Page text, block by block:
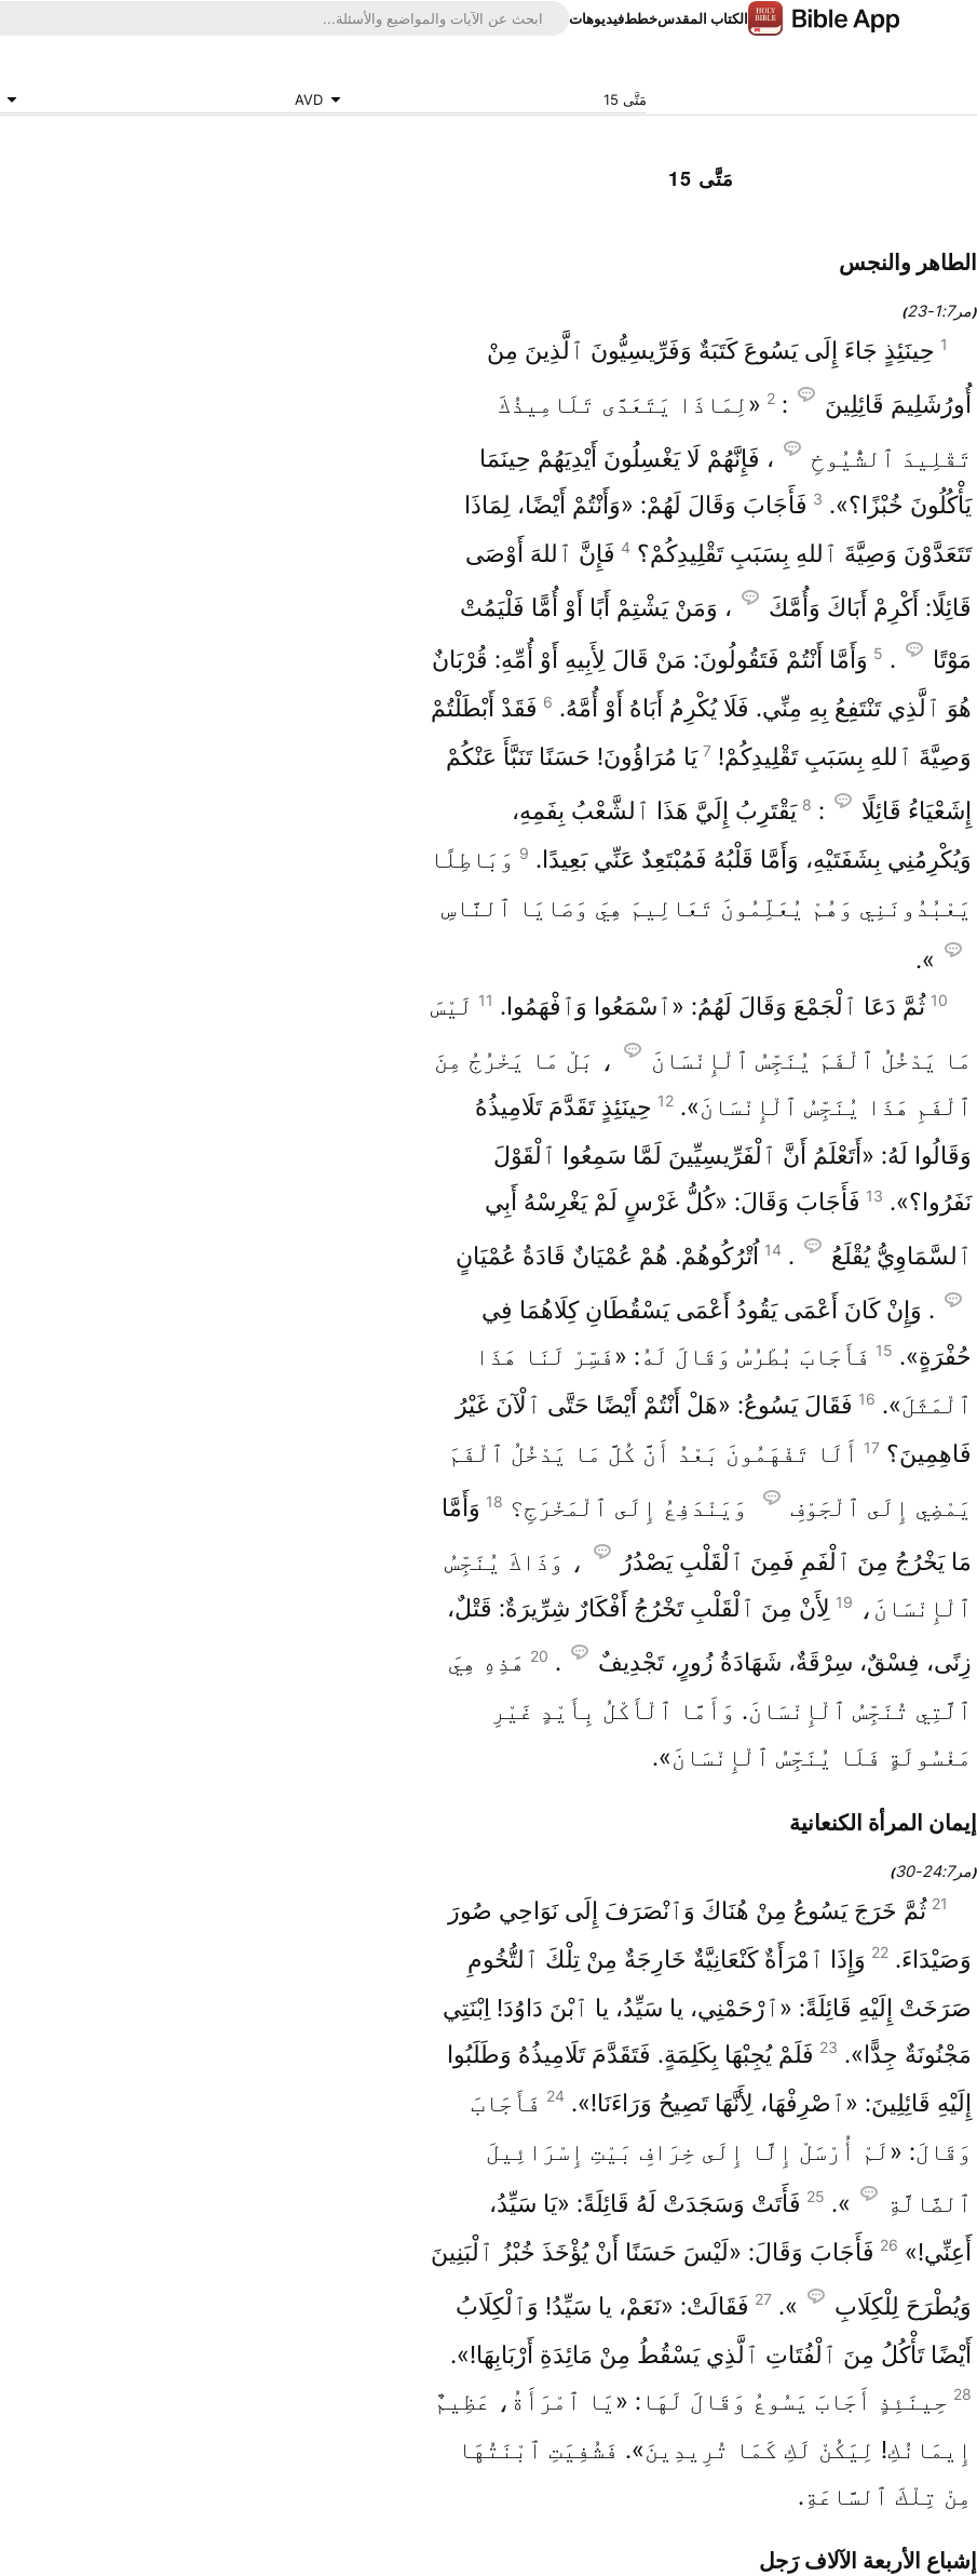
الكتاب المقدسخططفيديوهات
مَتَّى 15 AVD
مَتَّى 15
الطاهر والنجس
(مر7‏:1‏-23 )
1 حِينَئِذٍ جَاءَ إِلَى يَسُوعَ كَتَبَةٌ وَفَرِّيسِيُّونَ ٱلَّذِينَ مِنْ
أُورُشَلِيمَ قَائِلِينَ
:
2 «لِمَاذَا يَتَعَدَّى تَلَامِيذُكَ
تَقْلِيدَ ٱلشُّيُوخِ
، فَإِنَّهُمْ لَا يَغْسِلُونَ أَيْدِيَهُمْ حِينَمَا
يَأْكُلُونَ خُبْزًا؟». 3 فَأَجَابَ وَقَالَ لَهُمْ: «وَأَنْتُمْ أَيْضًا، لِمَاذَا
تَتَعَدَّوْنَ وَصِيَّةَ ٱللهِ بِسَبَبِ تَقْلِيدِكُمْ؟ 4 فَإِنَّ ٱللهَ أَوْصَى
قَائِلًا: أَكْرِمْ أَبَاكَ وَأُمَّكَ
، وَمَنْ يَشْتِمْ أَبًا أَوْ أُمًّا فَلْيَمُتْ
مَوْتًا
.
5 وَأَمَّا أَنْتُمْ فَتَقُولُونَ: مَنْ قَالَ لِأَبِيهِ أَوْ أُمِّهِ: قُرْبَانٌ
هُوَ ٱلَّذِي تَنْتَفِعُ بِهِ مِنِّي. فَلَا يُكْرِمُ أَبَاهُ أَوْ أُمَّهُ. 6 فَقَدْ أَبْطَلْتُمْ
وَصِيَّةَ ٱللهِ بِسَبَبِ تَقْلِيدِكُمْ! 7 يَا مُرَاؤُونَ! حَسَنًا تَنَبَّأَ عَنْكُمْ
إِشَعْيَاءُ قَائِلًا
:
8 يَقْتَرِبُ إِلَيَّ هَذَا ٱلشَّعْبُ بِفَمِهِ،
وَيُكْرِمُنِي بِشَفَتَيْهِ، وَأَمَّا قَلْبُهُ فَمُبْتَعِدٌ عَنِّي بَعِيدًا. 9 وَبَاطِلًا
يَعْبُدُونَنِي وَهُمْ يُعَلِّمُونَ تَعَالِيمَ هِيَ وَصَايَا ٱلنَّاسِ
».
10 ثُمَّ دَعَا ٱلْجَمْعَ وَقَالَ لَهُمُ: «ٱسْمَعُوا وَٱفْهَمُوا. 11 لَيْسَ
مَا يَدْخُلُ ٱلْفَمَ يُنَجِّسُ ٱلْإِنْسَانَ
، بَلْ مَا يَخْرُجُ مِنَ
ٱلْفَمِ هَذَا يُنَجِّسُ ٱلْإِنْسَانَ». 12 حِينَئِذٍ تَقَدَّمَ تَلَامِيذُهُ
وَقَالُوا لَهُ: «أَتَعْلَمُ أَنَّ ٱلْفَرِّيسِيِّينَ لَمَّا سَمِعُوا ٱلْقَوْلَ
نَفَرُوا؟». 13 فَأَجَابَ وَقَالَ: «كُلُّ غَرْسٍ لَمْ يَغْرِسْهُ أَبِي
ٱلسَّمَاوِيُّ يُقْلَعُ
.
14 اُتْرُكُوهُمْ. هُمْ عُمْيَانٌ قَادَةُ عُمْيَانٍ
. وَإِنْ كَانَ أَعْمَى يَقُودُ أَعْمَى يَسْقُطَانِ كِلَاهُمَا فِي
حُفْرَةٍ». 15 فَأَجَابَ بُطْرُسُ وَقَالَ لَهُ: «فَسِّرْ لَنَا هَذَا
ٱلْمَثَلَ». 16 فَقَالَ يَسُوعُ: «هَلْ أَنْتُمْ أَيْضًا حَتَّى ٱلْآنَ غَيْرُ
فَاهِمِينَ؟ 17
أَلَا تَفْهَمُونَ بَعْدُ أَنَّ كُلَّ مَا يَدْخُلُ ٱلْفَمَ
يَمْضِي إِلَى ٱلْجَوْفِ
وَيَنْدَفِعُ إِلَى ٱلْمَخْرَجِ؟ 18 وَأَمَّا
مَا يَخْرُجُ مِنَ ٱلْفَمِ فَمِنَ ٱلْقَلْبِ يَصْدُرُ
، وَذَاكَ يُنَجِّسُ
ٱلْإِنْسَانَ،
19 لِأَنْ مِنَ ٱلْقَلْبِ تَخْرُجُ أَفْكَارٌ شِرِّيرَةٌ: قَتْلٌ،
زِنًى، فِسْقٌ، سِرْقَةٌ، شَهَادَةُ زُورٍ، تَجْدِيفٌ
.
20 هَذِهِ هِيَ
ٱلَّتِي تُنَجِّسُ ٱلْإِنْسَانَ. وَأَمَّا ٱلْأَكْلُ بِأَيْدٍ غَيْرِ
مَغْسُولَةٍ فَلَا يُنَجِّسُ ٱلْإِنْسَانَ».
إيمان المرأة الكنعانية
( مر7‏:24‏-30 )
21 ثُمَّ خَرَجَ يَسُوعُ مِنْ هُنَاكَ وَٱنْصَرَفَ إِلَى نَوَاحِي صُورَ
وَصَيْدَاءَ. 22 وَإِذَا ٱمْرَأَةٌ كَنْعَانِيَّةٌ خَارِجَةٌ مِنْ تِلْكَ ٱلتُّخُومِ
صَرَخَتْ إِلَيْهِ قَائِلَةً: «ٱرْحَمْنِي، يا سَيِّدُ، يا ٱبْنَ دَاوُدَ! اِبْنَتِي
مَجْنُونَةٌ جِدًّا». 23 فَلَمْ يُجِبْهَا بِكَلِمَةٍ. فَتَقَدَّمَ تَلَامِيذُهُ وَطَلَبُوا
إِلَيْهِ قَائِلِينَ: «ٱصْرِفْهَا، لِأَنَّهَا تَصِيحُ وَرَاءَنَا!». 24 فَأَجَابَ
وَقَالَ: «لَمْ أُرْسَلْ إِلَّا إِلَى خِرَافِ بَيْتِ إِسْرَائِيلَ
ٱلضَّالَّةِ
».
25 فَأَتَتْ وَسَجَدَتْ لَهُ قَائِلَةً: «يَا سَيِّدُ،
أَعِنِّي!» 26 فَأَجَابَ وَقَالَ: «لَيْسَ حَسَنًا أَنْ يُؤْخَذَ خُبْزُ ٱلْبَنِينَ
وَيُطْرَحَ لِلْكِلَابِ
».
27 فَقَالَتْ: «نَعَمْ، يا سَيِّدُ! وَٱلْكِلَابُ
أَيْضًا تَأْكُلُ مِنَ ٱلْفُتَاتِ ٱلَّذِي يَسْقُطُ مِنْ مَائِدَةِ أَرْبَابِهَا!».
28 حِينَئِذٍ أَجَابَ يَسُوعُ وَقَالَ لَهَا: «يَا ٱمْرَأَةُ، عَظِيمٌ
إِيمَانُكِ! لِيَكُنْ لَكِ كَمَا تُرِيدِينَ». فَشُفِيَتِ ٱبْنَتُهَا
مِنْ تِلْكَ ٱلسَّاعَةِ.
إشباع الأربعة الآلاف رَجل